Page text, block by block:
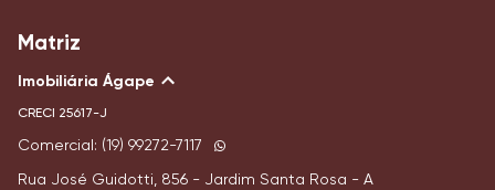
Matriz
Imobiliária Ágape
CRECI 25617-J
Comercial: (19) 99272-7117
Rua José Guidotti, 856 - Jardim Santa Rosa - A